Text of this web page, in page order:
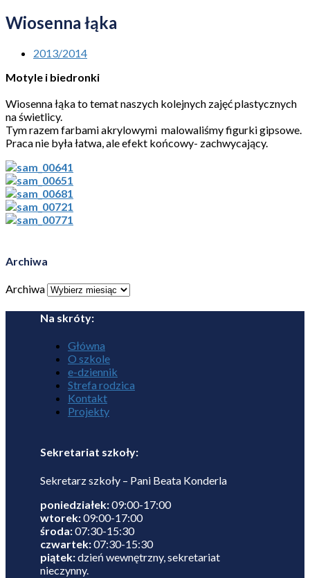
Wiosenna łąka
2013/2014
Motyle i biedronki
Wiosenna łąka to temat naszych kolejnych zajęć plastycznych
na świetlicy.
Tym razem farbami akrylowymi malowaliśmy figurki gipsowe.
Praca nie była łatwa, ale efekt końcowy- zachwycający.
Archiwa
Archiwa
Na skróty:
Główna
O szkole
e-dziennik
Strefa rodzica
Kontakt
Projekty
Sekretariat szkoły:
Sekretarz szkoły – Pani Beata Konderla
poniedziałek:09:00-17:00
wtorek:09:00-17:00
środa:07:30-15:30
czwartek:07:30-15:30
piątek:dzień wewnętrzny, sekretariat
nieczynny.